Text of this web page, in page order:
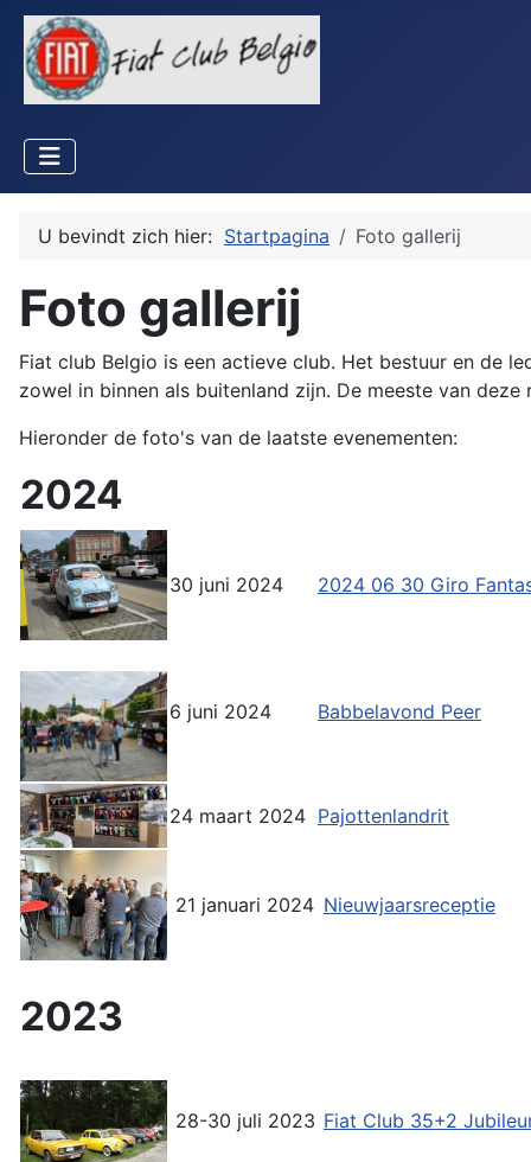
U bevindt zich hier: Startpagina Foto gallerij
Foto gallerij
Fiat club Belgio is een actieve club. Het bestuur en de
zowel in binnen als buitenland zijn. De meeste van
Hieronder de foto's van de laatste evenementen:
2024
30 juni 2024 2024 06 30 Giro
6 juni 2024 Babbelavond Peer
24 maart 2024 Pajottenlandrit
21 januari 2024 Nieuwjaarsreceptie
2023
28-30 juli 2023 Fiat Club 35+2